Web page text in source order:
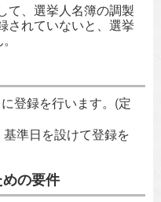
て、選挙人名簿の調製
されていないと、選挙
登録を行います。(定
準日を設けて登録を
の要件